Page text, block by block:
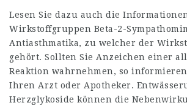
Lesen Sie dazu auch die
Wirkstoffgruppen Beta-2-
Antiasthmatika, zu welcher der
gehört. Sollten Sie Anzeichen einer
Reaktion wahrnehmen, so
Ihren Arzt oder Apotheker.
Herzglykoside können die